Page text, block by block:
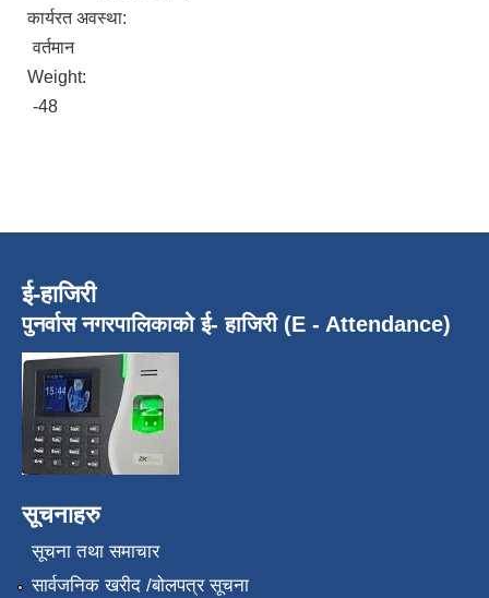
कार्यरत अवस्था:
वर्तमान
Weight:
-48
ई-हाजिरी
पुनर्वास नगरपालिकाको ई- हाजिरी (E - Attendance)
सूचनाहरु
सूचना तथा समाचार
सार्वजनिक खरीद /बोलपत्र सूचना